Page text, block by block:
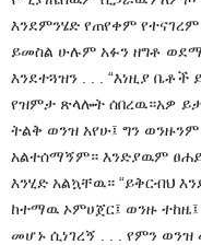
እንደምንሄድ የጠየቀም
ይመስል ሁሉም አፉን ዘግቶ
እንደተጓዝን . . . “እነዚያ
የዝምታ ጽላሎት ሰበረዉ።አዎ
ትልቅ ወንዝ አየሁ፤ ግን
አልተሰማኝም። እንድያዉም
እንሂድ አልኳቸዉ። “ይቅርብህ
ከተማዉ ኦምሀጀር፤ ወንዙ
መሆኑ ሲነገረኝ . . . የምን